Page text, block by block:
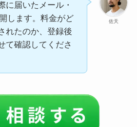
佐天
に届いたメール・
します。料金がど
れたのか、登録後
て確認してくださ